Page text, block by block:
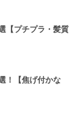
【プチプラ・髪質
！【焦げ付かな